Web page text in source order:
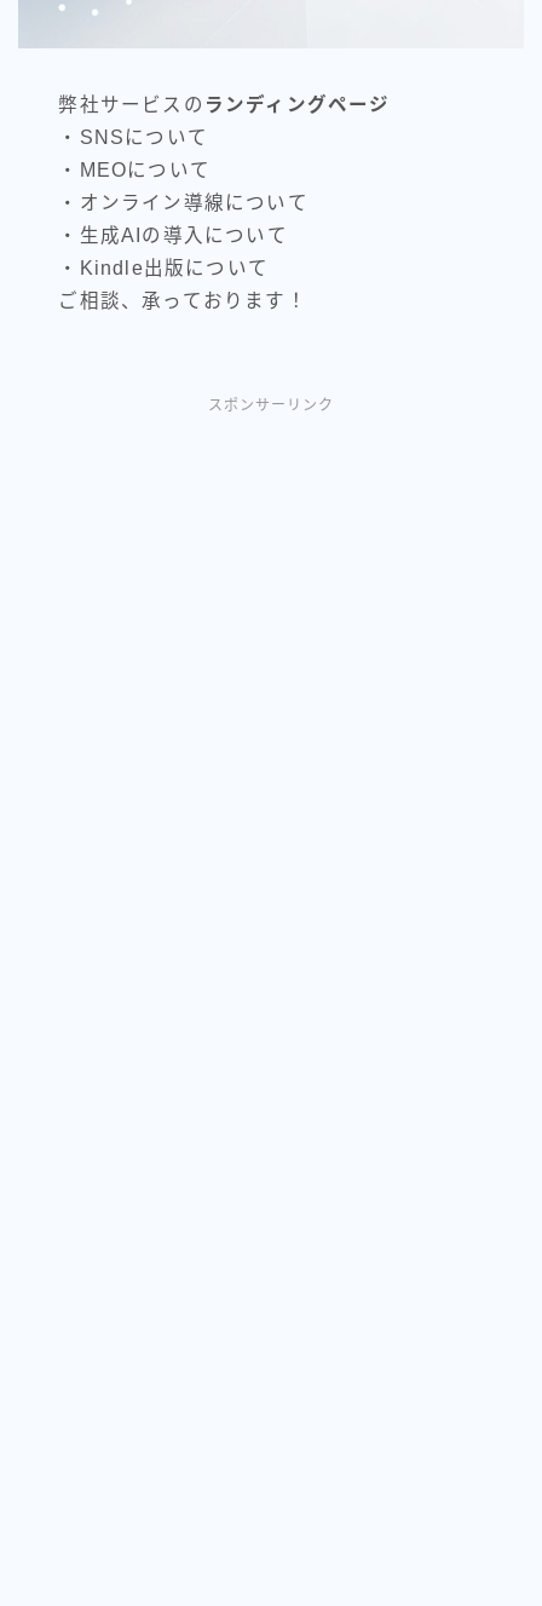
弊社サービスの ランディングページ
・SNSについて
・MEOについて
・オンライン導線について
・生成AIの導入について
・Kindle出版について
ご相談、承っております！
スポンサーリンク